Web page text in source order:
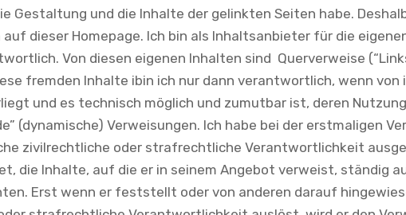
Gestaltung und die Inhalte der gelinkten Seiten habe.
dieser Homepage. Ich bin als Inhaltsanbieter für die
Von diesen eigenen Inhalten sind Querverweise
fremden Inhalte ibin ich nur dann verantwortlich, wenn von
und es technisch möglich und zumutbar ist, deren
(dynamische) Verweisungen. Ich habe bei der erstmaligen
zivilrechtliche oder strafrechtliche Verantwortlichkeit
die Inhalte, auf die er in seinem Angebot verweist, ständig
Erst wenn er feststellt oder von anderen darauf